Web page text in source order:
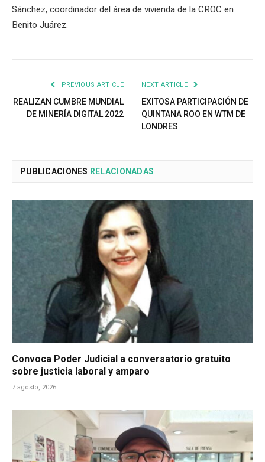
Sánchez, coordinador del área de vivienda de la CROC en
Benito Juárez.
PREVIOUS ARTICLE
REALIZAN CUMBRE MUNDIAL
DE MINERÍA DIGITAL 2022
NEXT ARTICLE
EXITOSA PARTICIPACIÓN DE
QUINTANA ROO EN WTM DE
LONDRES
PUBLICACIONES RELACIONADAS
Convoca Poder Judicial a conversatorio gratuito
sobre justicia laboral y amparo
7 agosto, 2026